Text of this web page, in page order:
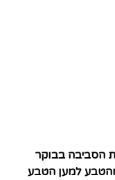
הסביבה בבוקר
למען הטבע